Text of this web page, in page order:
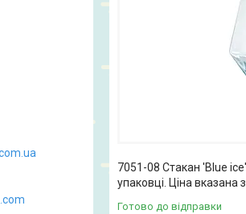
7051-08 Стакан 'Blue
упаковці. Ціна вказана
Готово до відправки